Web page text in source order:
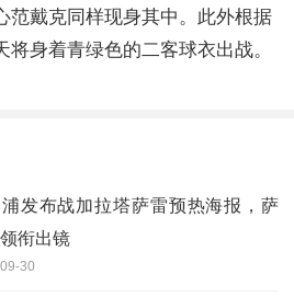
范戴克同样现身其中。此外根据
身着青绿色的二客球衣出战。
发布战加拉塔萨雷预热海报，萨
衔出镜
30